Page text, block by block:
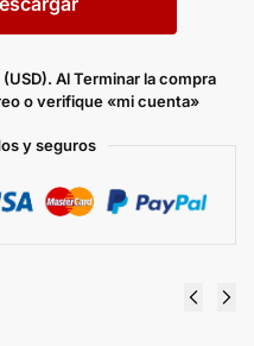
Al Terminar la compra
o verifique «mi cuenta»
y seguros